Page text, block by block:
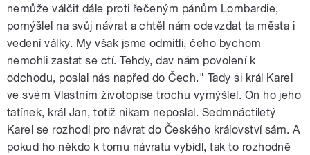
nemůže válčit dále proti řečeným pánům Lombardie,
pomýšlel na svůj návrat a chtěl nám odevzdat ta města i
vedení války. My však jsme odmítli, čeho bychom
nemohli zastat se ctí. Tehdy, dav nám povolení k
odchodu, poslal nás napřed do Čech." Tady si král Karel
ve svém Vlastním životopise trochu vymýšlel. On ho jeho
tatínek, král Jan, totiž nikam neposlal. Sedmnáctiletý
Karel se rozhodl pro návrat do Českého království sám. A
pokud ho někdo k tomu návratu vybídl, tak to rozhodně